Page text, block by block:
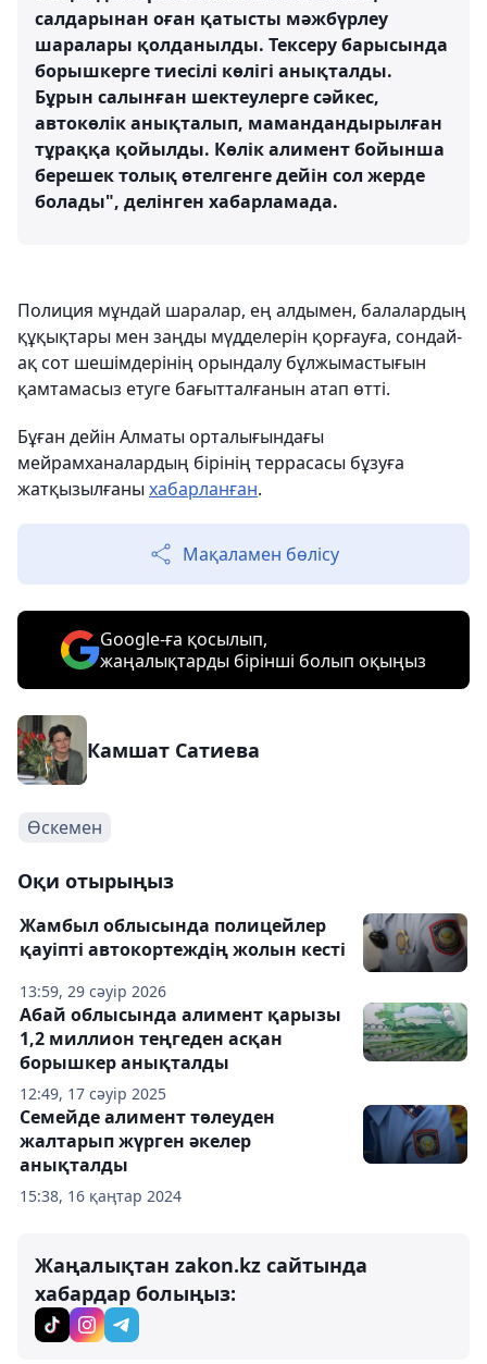
салдарынан оған қатысты мәжбүрлеу
шаралары қолданылды. Тексеру барысында
борышкерге тиесілі көлігі анықталды.
Бұрын салынған шектеулерге сәйкес,
автокөлік анықталып, мамандандырылған
тұраққа қойылды. Көлік алимент бойынша
берешек толық өтелгенге дейін сол жерде
болады", делінген хабарламада.
Полиция мұндай шаралар, ең алдымен, балалардың
құқықтары мен заңды мүдделерін қорғауға, сондай-
ақ сот шешімдерінің орындалу бұлжымастығын
қамтамасыз етуге бағытталғанын атап өтті.
Бұған дейін Алматы орталығындағы
мейрамханалардың бірінің террасасы бұзуға
жатқызылғаны хабарланған.
Мақаламен бөлісу
Google-ға қосылып,
жаңалықтарды бірінші болып оқыңыз
Камшат Сатиева
Өскемен
Оқи отырыңыз
13:59, 29 сәуір 2026
Жамбыл облысында полицейлер
қауіпті автокортеждің жолын кесті
12:49, 17 сәуір 2025
Абай облысында алимент қарызы
1,2 миллион теңгеден асқан
борышкер анықталды
15:38, 16 қаңтар 2024
Семейде алимент төлеуден
жалтарып жүрген әкелер
анықталды
Жаңалықтан zakon.kz сайтында
хабардар болыңыз: